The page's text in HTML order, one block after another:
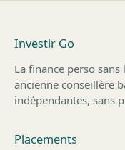
Investir Go
La finance perso
ancienne conseillère
indépendantes, sans
Placements